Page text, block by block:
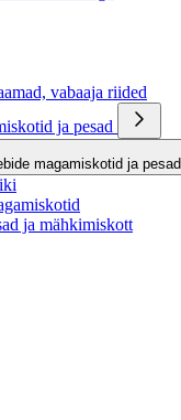
vabaaja riided
ja pesad
magamiskotid ja pesad
ja mähkimiskott